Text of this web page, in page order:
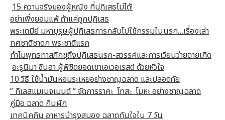
15 ความจริงของผู้หญิง ที่ปฏิเสธไม่ได้!
อย่าเพิ่งยอมแพ้ ถ้าแค่ถูกปฏิเสธ
พระเตมีย์ มหาบุรุษผู้ปฏิเสธการกลับไปใช้กรรมในนรก…เรื่องเล่า
ทศชาติชาดก พระชาติแรก
ทำไมพุทธทาสภิกขุถึงปฏิเสธนรก-สวรรค์และการเวียนว่ายตายเกิด
อะรูนิมา ซินฮา ผู้พิชิตยอดเขาเอเวอเรสต์ ด้วยหัวใจ
10 วิธี ใช้น้ำมันหอมระเหยอย่างชาญฉลาด และปลอดภัย
” กิเลสแมเนจเมนต์ ” จัดการราคะ โทสะ โมหะ อย่างชาญฉลาด
คู่มือ ฉลาด กินผัก
เทคนิคกิน อาหารบำรุงสมอง ฉลาดทันใจใน 7 วัน